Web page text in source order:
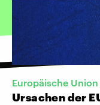
Europäische Union
Ursachen der